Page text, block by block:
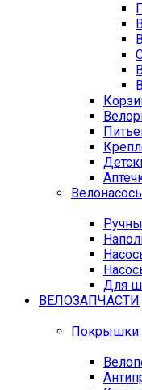
Для
ВЕЛОЗАПЧАСТИ
Покрышки